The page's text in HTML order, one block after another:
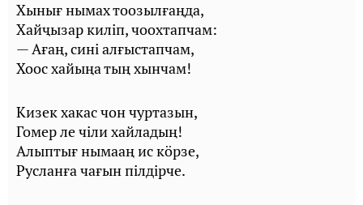
Хынығ нымах тоозылғаңда,
Хайҷызар киліп, чоохтапчам:
— Ағаң, сині алғыстапчам,
Хоос хайыңа тың хынчам!
Кизек хакас чон чуртазын,
Гомер ле чіли хайладың!
Алыптығ нымааң ис кӧрзе,
Русланға чағын пілдірче.